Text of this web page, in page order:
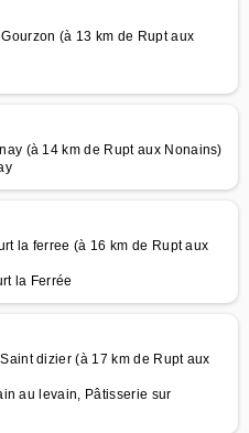
(à 13 km de Rupt aux
(à 14 km de Rupt aux Nonains)
la ferree (à 16 km de Rupt aux
la Ferrée
dizier (à 17 km de Rupt aux
au levain, Pâtisserie sur